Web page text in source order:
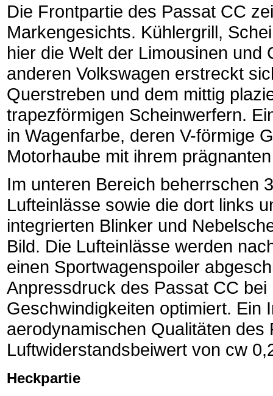
Die Frontpartie des Passat CC
Markengesichts. Kühlergrill,
hier die Welt der Limousinen
anderen Volkswagen erstreckt
Querstreben und dem mittig
trapezförmigen Scheinwerfern.
in Wagenfarbe, deren V-förmige
Motorhaube mit ihrem
Im unteren Bereich beherrschen
Lufteinlässe sowie die dort links
integrierten Blinker und
Bild. Die Lufteinlässe werden
einen Sportwagenspoiler
Anpressdruck des Passat CC bei
Geschwindigkeiten optimiert. Ein
aerodynamischen Qualitäten des
Luftwiderstandsbeiwert von cw
Heckpartie